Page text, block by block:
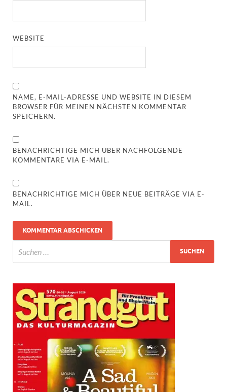
WEBSITE
NAME, E-MAIL-ADRESSE UND WEBSITE IN DIESEM
BROWSER FÜR MEINEN NÄCHSTEN KOMMENTAR
SPEICHERN.
BENACHRICHTIGE MICH ÜBER NACHFOLGENDE
KOMMENTARE VIA E-MAIL.
BENACHRICHTIGE MICH ÜBER NEUE BEITRÄGE VIA E-
MAIL.